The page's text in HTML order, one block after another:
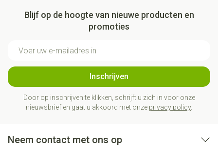
Blijf op de hoogte van nieuwe producten en
promoties
Inschrijven
Door op inschrijven te klikken, schrijft u zich in voor onze
nieuwsbrief en gaat u akkoord met onze privacy policy.
Neem contact met ons op